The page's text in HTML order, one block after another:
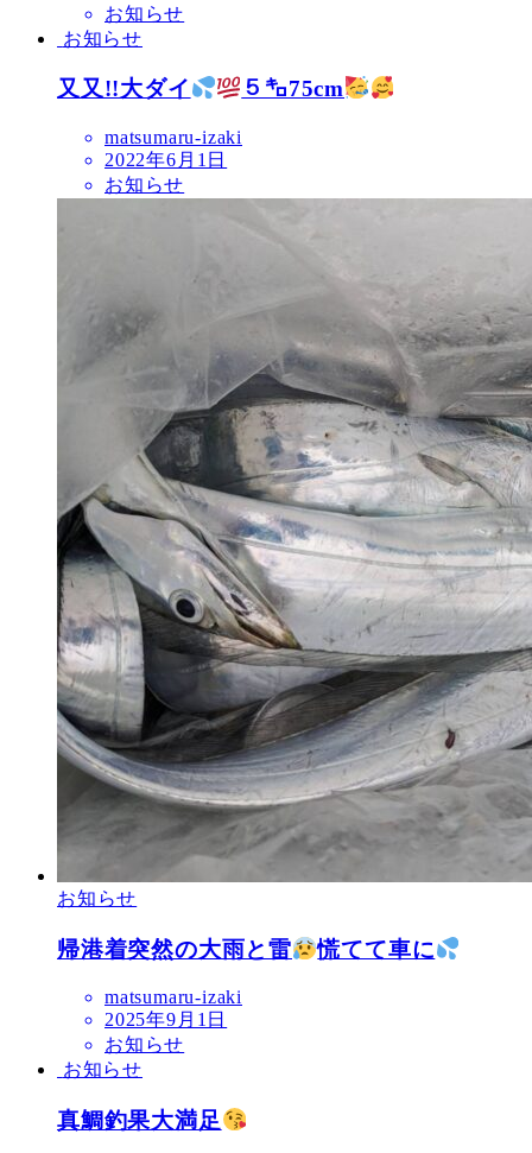
お知らせ
お知らせ
又又!!大ダイ ５㌔75cm
matsumaru-izaki
2022年6月1日
お知らせ
お知らせ
帰港着突然の大雨と雷 慌てて車に
matsumaru-izaki
2025年9月1日
お知らせ
お知らせ
真鯛釣果大満足